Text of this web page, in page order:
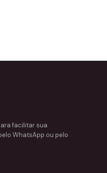
facilitar sua
WhatsApp ou pelo